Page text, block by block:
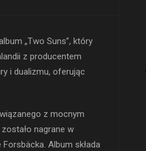
„Two Suns”, który
z producentem
i dualizmu, oferując
z mocnym
nagrane w
Album składa